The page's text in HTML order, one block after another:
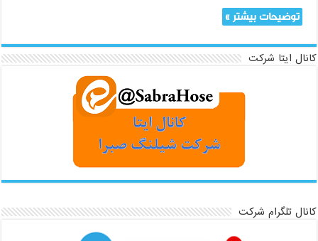
توضیحات بیشتر »
کانال ایتا شرکت
کانال تلگرام شرکت